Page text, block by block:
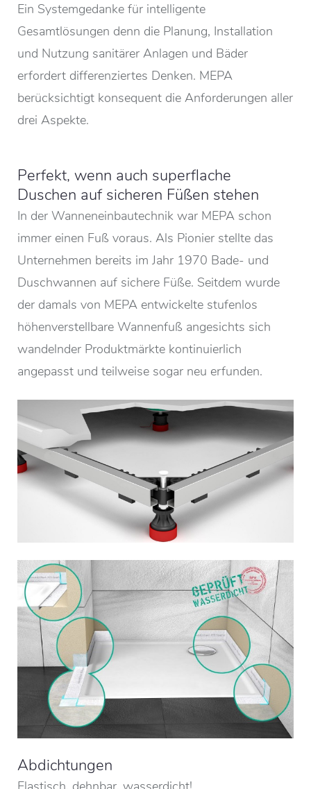
Ein Systemgedanke für intelligente
Gesamtlösungen denn die Planung, Installation
und Nutzung sanitärer Anlagen und Bäder
erfordert differenziertes Denken. MEPA
berücksichtigt konsequent die Anforderungen aller
drei Aspekte.
Perfekt, wenn auch superflache
Duschen auf sicheren Füßen stehen
In der Wanneneinbautechnik war MEPA schon
immer einen Fuß voraus. Als Pionier stellte das
Unternehmen bereits im Jahr 1970 Bade- und
Duschwannen auf sichere Füße. Seitdem wurde
der damals von MEPA entwickelte stufenlos
höhenverstellbare Wannenfuß angesichts sich
wandelnder Produktmärkte kontinuierlich
angepasst und teilweise sogar neu erfunden.
Abdichtungen